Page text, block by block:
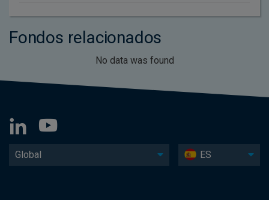
Fondos relacionados
No data was found
Global ES